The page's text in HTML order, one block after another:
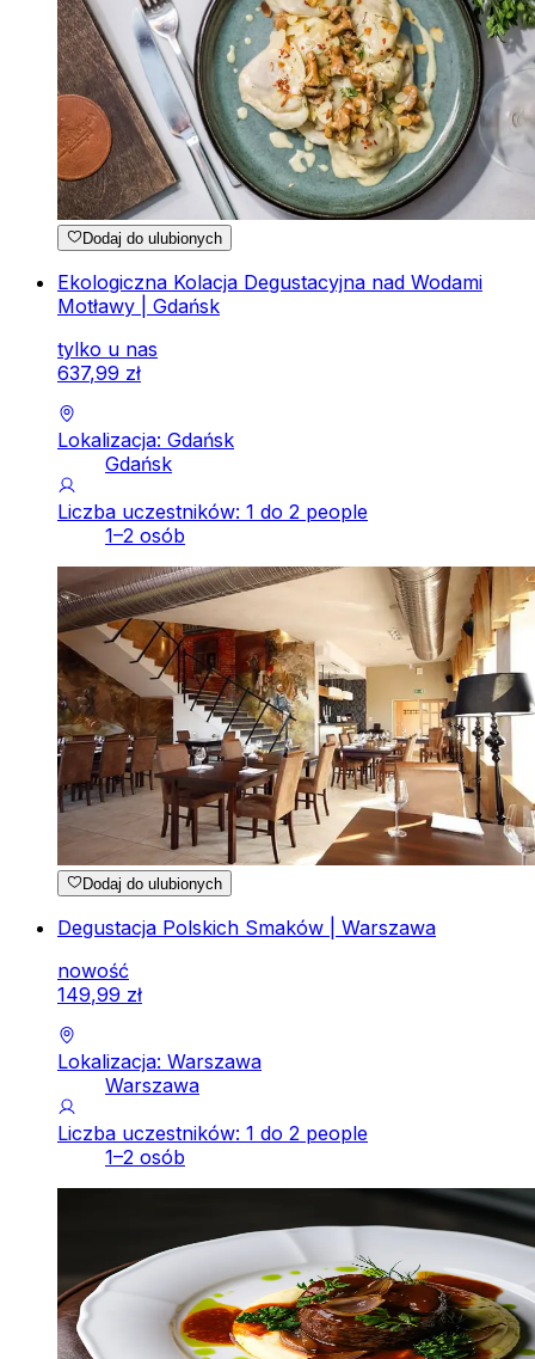
Dodaj do ulubionych
Ekologiczna Kolacja Degustacyjna nad Wodami
Motławy | Gdańsk
tylko u nas
637,99 zł
Lokalizacja: Gdańsk
Gdańsk
Liczba uczestników: 1 do 2 people
1–2 osób
Dodaj do ulubionych
Degustacja Polskich Smaków | Warszawa
nowość
149,99 zł
Lokalizacja: Warszawa
Warszawa
Liczba uczestników: 1 do 2 people
1–2 osób